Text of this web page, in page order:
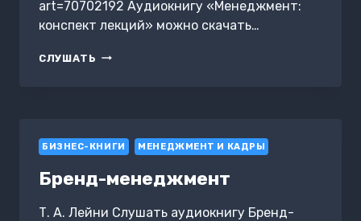
art=70702192 Аудиокнигу «Менеджмент:
конспект лекций» можно скачать…
СЛУШАТЬ МЕНЕДЖМЕНТ:
БИЗНЕС-КНИГИ МЕНЕДЖМЕНТ И КАДРЫ
Бренд-менеджмент
Т. А. Лейни Слушать аудиокнигу Бренд-